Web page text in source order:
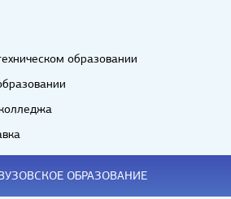
образовании
ОБРАЗОВАНИЕ